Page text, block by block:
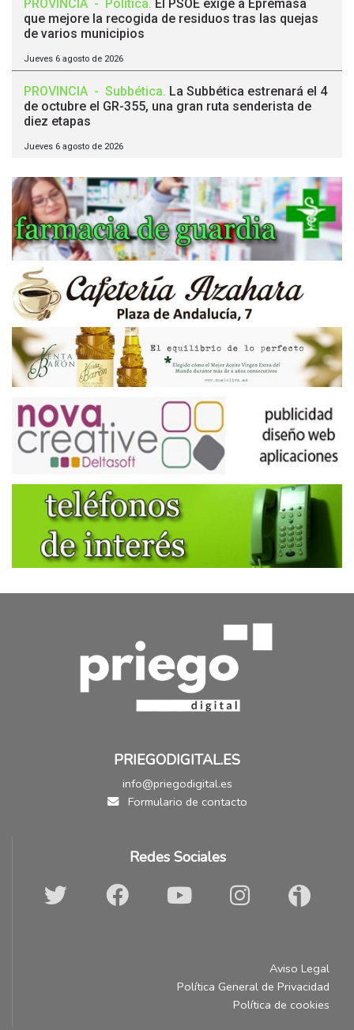
PROVINCIA - Política. El PSOE exige a Epremasa
que mejore la recogida de residuos tras las quejas
de varios municipios
Jueves 6 agosto de 2026
PROVINCIA - Subbética. La Subbética estrenará el 4
de octubre el GR-355, una gran ruta senderista de
diez etapas
Jueves 6 agosto de 2026
PRIEGODIGITAL.ES
info@priegodigital.es
Formulario de contacto
Redes Sociales
Aviso Legal
Política General de Privacidad
Política de cookies